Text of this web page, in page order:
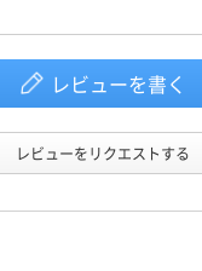
レビューを書く
レビューをリクエストする